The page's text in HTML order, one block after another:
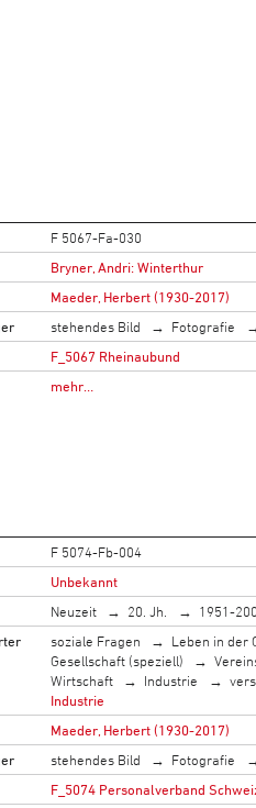
F 5067-Fa-030
Bryner, Andri: Winterthur
Maeder, Herbert (1930-2017)
stehendes Bild Fotografie
F_5067 Rheinaubund
mehr…
F 5074-Fb-004
Unbekannt
Neuzeit 20. Jh. 1951-
soziale Fragen Leben in der
Gesellschaft (speziell)
Wirtschaft
Industrie
Industrie
Maeder, Herbert (1930-2017)
stehendes Bild Fotografie
F_5074 Personalverband